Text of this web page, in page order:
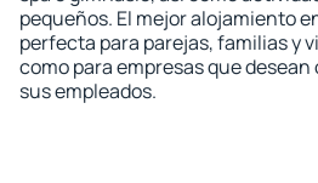
pequeños. El mejor alojamiento
perfecta para parejas, familias y
como para empresas que
sus empleados.